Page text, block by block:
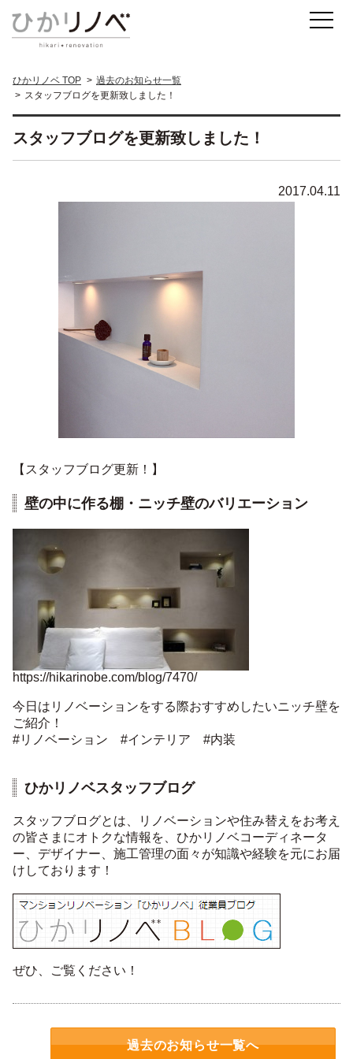
ひかリノベ TOP
過去のお知らせ一覧
スタッフブログを更新致しました！
スタッフブログを更新致しました！
2017.04.11
【スタッフブログ更新！】
壁の中に作る棚・ニッチ壁のバリエーション
https://hikarinobe.com/blog/7470/
今日はリノベーションをする際おすすめしたいニッチ壁を
ご紹介！
#リノベーション #インテリア #内装
ひかリノベスタッフブログ
スタッフブログとは、リノベーションや住み替えをお考え
の皆さまにオトクな情報を、ひかリノベコーディネータ
ー、デザイナー、施工管理の面々が知識や経験を元にお届
けしております！
ぜひ、ご覧ください！
過去のお知らせ一覧へ